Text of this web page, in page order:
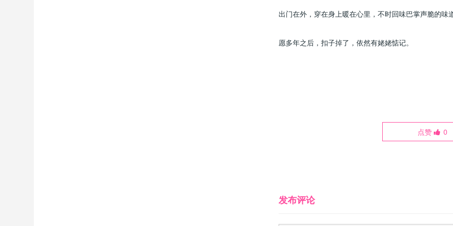
出门在外，穿在身上暖在心里，不时回味巴掌声脆的味
愿多年之后，扣子掉了，依然有姥姥惦记。
点赞 0
发布评论